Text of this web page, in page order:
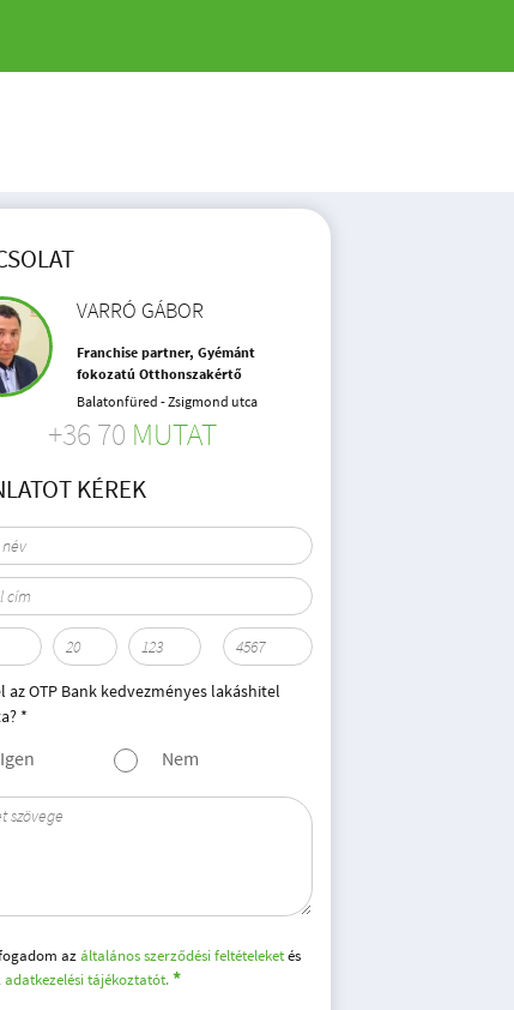
VARRÓ GÁBOR
Franchise partner, Gyémánt
fokozatú Otthonszakértő
Balatonfüred - Zsigmond utca
+36 70 MUTAT
KÉREK
az OTP Bank kedvezményes lakáshitel
*
Igen Nem
azáltalános szerződési feltételeketés
adatkezelési tájékoztatót.